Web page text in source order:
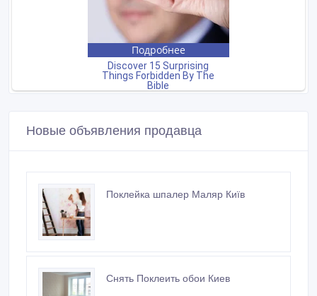
Новые объявления продавца
Поклейка шпалер Маляр Київ
Снять Поклеить обои Киев